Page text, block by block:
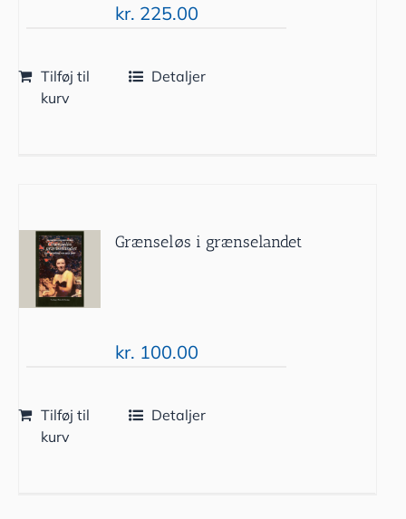
kr. 225.00
Tilføj til
kurv
Detaljer
Grænseløs i grænselandet
kr. 100.00
Tilføj til
kurv
Detaljer